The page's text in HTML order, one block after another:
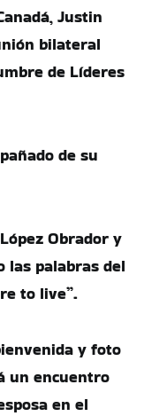
Justin
bilateral
de Líderes
de su
Obrador y
palabras del
to live”.
y foto
un encuentro
en el